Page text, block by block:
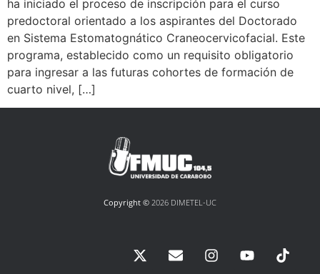
ha iniciado el proceso de inscripción para el curso
predoctoral orientado a los aspirantes del Doctorado
en Sistema Estomatognático Craneocervicofacial. Este
programa, establecido como un requisito obligatorio
para ingresar a las futuras cohortes de formación de
cuarto nivel, […]
Copyright © 2026 DIMETEL-UC